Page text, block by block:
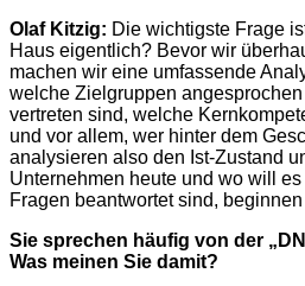
Olaf Kitzig: Die wichtigste Frage
Haus eigentlich? Bevor wir
machen wir eine umfassende
welche Zielgruppen
vertreten sind, welche
und vor allem, wer hinter dem
analysieren also den Ist-Zustand
Unternehmen heute und wo will
Fragen beantwortet sind,
Sie sprechen häufig von der
Was meinen Sie damit?